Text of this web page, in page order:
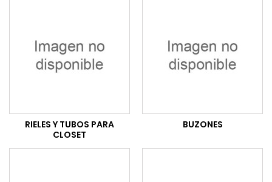
RIELES Y TUBOS PARA
CLOSET
BUZONES